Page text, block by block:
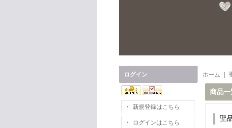
ログイン
新規登録はこちら
ログインはこちら
ホーム
商品一
聖